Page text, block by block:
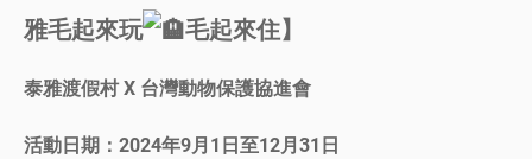
雅毛起來玩
毛起來住】
泰雅渡假村 X 台灣動物保護協進會
活動日期：2024年9月1日至12月31日